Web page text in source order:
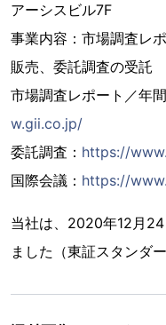
アーシスビル7F
事業内容：市場調査レ
販売、委託調査の受託
市場調査レポート／年
w.gii.co.jp/
委託調査： https://
国際会議： https://
当社は、2020年12月
ました（東証スタンダ